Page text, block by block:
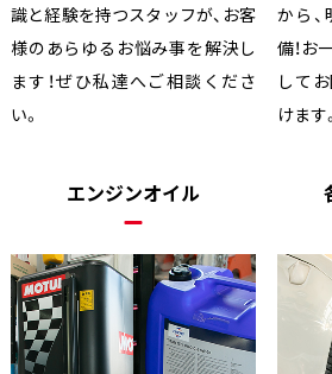
識と経験を持つスタッフが、お客
様のあらゆるお悩み事を解決し
ます！ぜひ私達へご相談くださ
い。
から
備！お
して
けます。
エンジンオイル